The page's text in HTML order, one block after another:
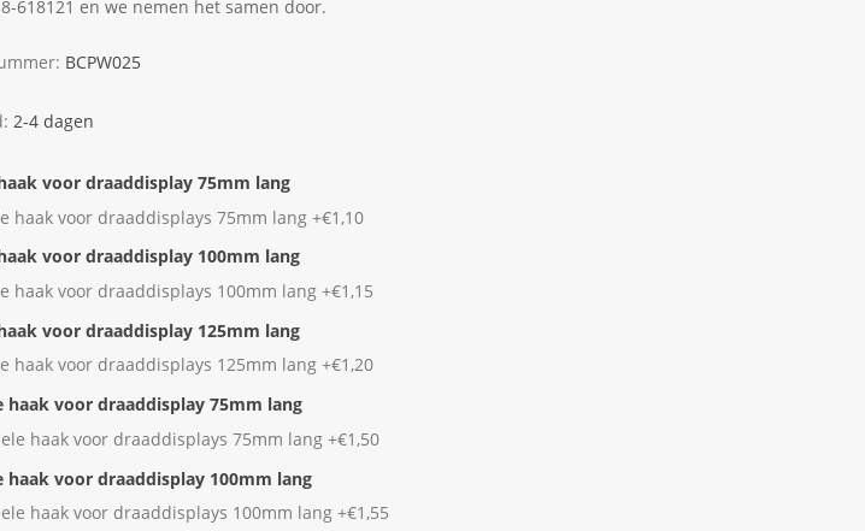
618121 en we nemen het samen door.
BCPW025
2-4 dagen
voor draaddisplay 75mm lang
haak voor draaddisplays 75mm lang +€1,10
voor draaddisplay 100mm lang
haak voor draaddisplays 100mm lang +€1,15
voor draaddisplay 125mm lang
haak voor draaddisplays 125mm lang +€1,20
haak voor draaddisplay 75mm lang
haak voor draaddisplays 75mm lang +€1,50
haak voor draaddisplay 100mm lang
haak voor draaddisplays 100mm lang +€1,55